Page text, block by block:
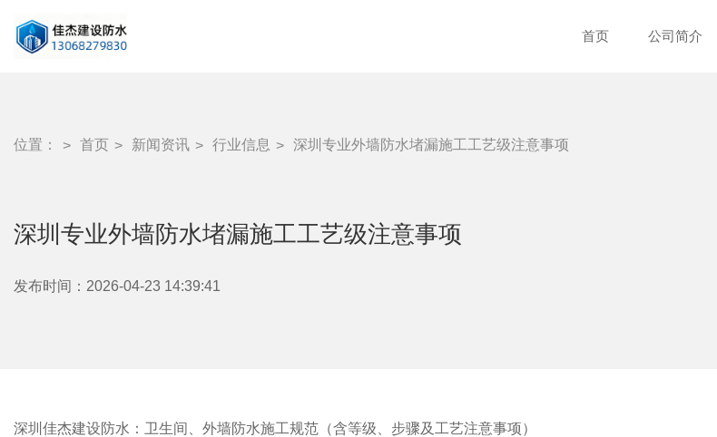
首页 公司简介
位置： 首页 新闻资讯 行业信息 深圳专业外墙防水堵漏施工工艺级注意事项
深圳专业外墙防水堵漏施工工艺级注意事项
发布时间：2026-04-23 14:39:41
深圳佳杰建设防水：卫生间、外墙防水施工规范（含等级、步骤及工艺注意事项）